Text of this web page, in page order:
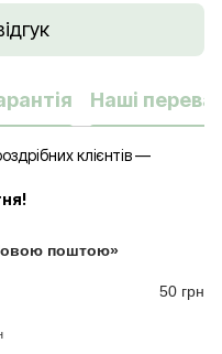
Наші
клієнтів —
поштою»
50 грн